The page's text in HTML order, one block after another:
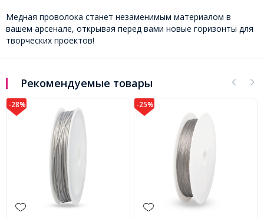
Медная проволока станет незаменимым материалом в
вашем арсенале, открывая перед вами новые горизонты для
творческих проектов!
Рекомендуемые товары
-25% -28%